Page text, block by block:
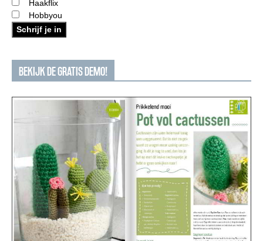
Haakflix
Hobbyou
Schrijf je in
BEKIJK DE GRATIS DEMO!